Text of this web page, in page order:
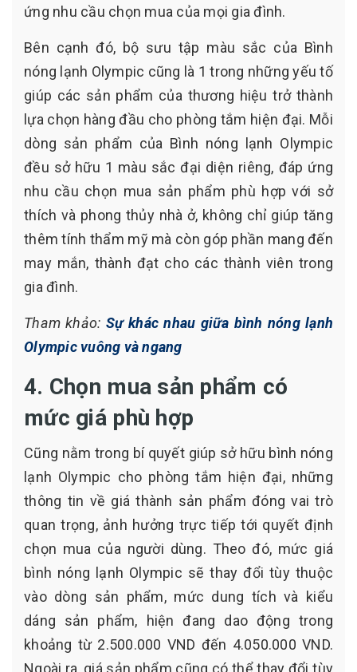
ứng nhu cầu chọn mua của mọi gia đình.
Bên cạnh đó, bộ sưu tập màu sắc của Bình
nóng lạnh Olympic cũng là 1 trong những yếu tố
giúp các sản phẩm của thương hiệu trở thành
lựa chọn hàng đầu cho phòng tắm hiện đại. Mỗi
dòng sản phẩm của Bình nóng lạnh Olympic
đều sở hữu 1 màu sắc đại diện riêng, đáp ứng
nhu cầu chọn mua sản phẩm phù hợp với sở
thích và phong thủy nhà ở, không chỉ giúp tăng
thêm tính thẩm mỹ mà còn góp phần mang đến
may mắn, thành đạt cho các thành viên trong
gia đình.
Tham khảo: Sự khác nhau giữa bình nóng lạnh
Olympic vuông và ngang
4. Chọn mua sản phẩm có
mức giá phù hợp
Cũng nằm trong bí quyết giúp sở hữu bình nóng
lạnh Olympic cho phòng tắm hiện đại, những
thông tin về giá thành sản phẩm đóng vai trò
quan trọng, ảnh hưởng trực tiếp tới quyết định
chọn mua của người dùng. Theo đó, mức giá
bình nóng lạnh Olympic sẽ thay đổi tùy thuộc
vào dòng sản phẩm, mức dung tích và kiểu
dáng sản phẩm, hiện đang dao động trong
khoảng từ 2.500.000 VND đến 4.050.000 VND.
Ngoài ra, giá sản phẩm cũng có thể thay đổi tùy